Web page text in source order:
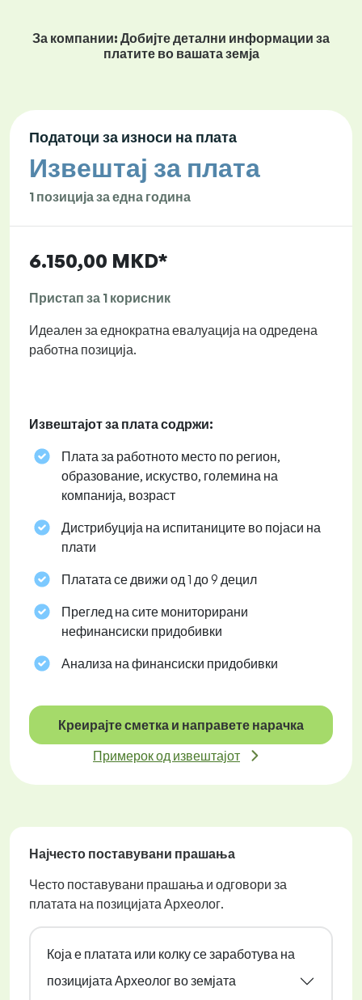
За компании: Добијте детални информации за
платите во вашата земја
Податоци за износи на плата
Извештај за плата
1 позиција за една година
6.150,00 MKD*
Пристап за 1 корисник
Идеален за еднократна евалуација на одредена
работна позиција.
Извештајот за плата содржи:
Плата за работното место по регион,
образование, искуство, големина на
компанија, возраст
Дистрибуција на испитаниците во појаси на
плати
Платата се движи од 1 до 9 децил
Преглед на сите мониторирани
нефинансиски придобивки
Анализа на финансиски придобивки
Креирајте сметка и направете нарачка
Примерок од извештајот
Најчесто поставувани прашања
Често поставувани прашања и одговори за
платата на позицијата Археолог.
Која е платата или колку се заработува на
позицијата Археолог во земјата